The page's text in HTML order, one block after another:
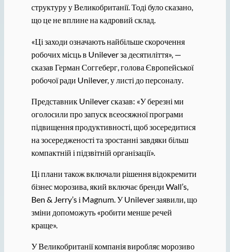
структуру у Великобританії. Тоді було сказано,
що це не вплине на кадровий склад.
«Ці заходи означають найбільше скорочення
робочих місць в Unilever за десятиліття», —
сказав Герман Соггеберг, голова Європейської
робочої ради Unilever, у листі до персоналу.
Представник Unilever сказав: «У березні ми
оголосили про запуск всеосяжної програми
підвищення продуктивності, щоб зосередитися
на зосередженості та зростанні завдяки більш
компактній і підзвітній організації».
Ці плани також включали рішення відокремити
бізнес морозива, який включає бренди Wall’s,
Ben & Jerry’s і Magnum. У Unilever заявили, що
зміни допоможуть «робити менше речей
краще».
У Великобританії компанія виробляє морозиво